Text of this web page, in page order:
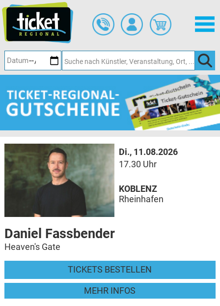
Hauptinhalt
springen
Di., 11.08.2026
17.30 Uhr
Daniel Fassbender
Heaven's Gate
TICKETS BESTELLEN
MEHR INFOS
KOBLENZ
Rheinhafen